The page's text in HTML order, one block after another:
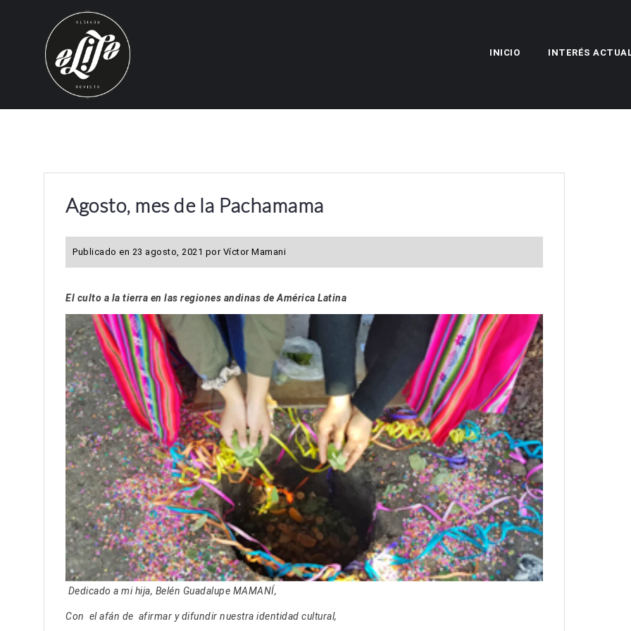
INICIO INTERÉS
Agosto, mes de la Pachamama
Publicado en 23 agosto, 2021 por Víctor Mamani
El culto a la tierra en las regiones andinas de América Latina
Dedicado a mi hija, Belén Guadalupe MAMANÍ,
Con el afán de afirmar y difundir nuestra identidad cultural,